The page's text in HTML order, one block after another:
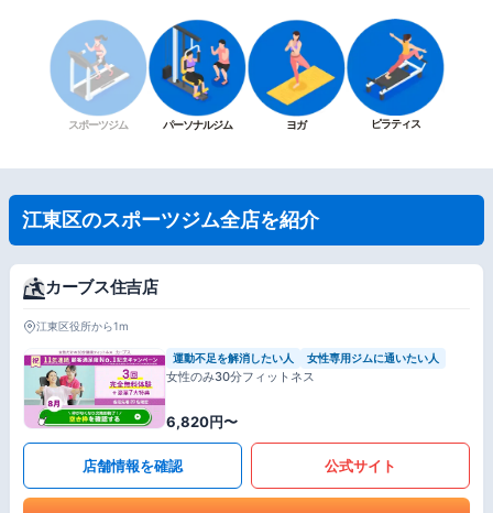
スポーツジム パーソナルジム ヨガ ピラティス
江東区のスポーツジム全店を紹介
カーブス住吉店
江東区役所から1m
運動不足を解消したい人 女性専用ジムに通いたい人
女性のみ30分フィットネス
6,820円〜
店舗情報を確認 公式サイト